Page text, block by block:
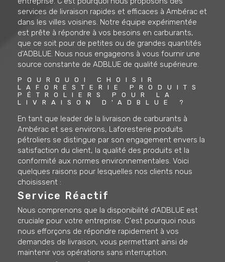
services de livraison rapides et efficaces à Ambérac et
dans les villes voisines. Notre équipe expérimentée
est prête à répondre à vos besoins en carburants,
que ce soit pour de petites ou de grandes quantités
d'ADBLUE. Nous nous engageons à vous fournir une
source constante de ADBLUE de qualité supérieure.
POURQUOI CHOISIR
LAFORESTERIE PRODUITS
PÉTROLIERS POUR LA
LIVRAISON D'ADBLUE ?
En tant que leader de la livraison de carburants à
Ambérac et ses environs, Laforesterie produits
pétroliers se distingue par son engagement envers la
satisfaction du client, la qualité des produits et la
conformité aux normes environnementales. Voici
quelques raisons pour lesquelles nos clients nous
choisissent :
Service Réactif
Nous comprenons que la disponibilité d'ADBLUE est
cruciale pour votre entreprise. C'est pourquoi nous
nous efforçons de répondre rapidement à vos
demandes de livraison, vous permettant ainsi de
maintenir vos opérations sans interruption.